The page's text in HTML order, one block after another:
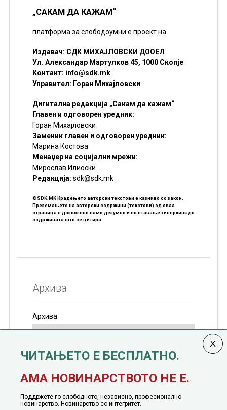
„САКАМ ДА КАЖАМ“
платформа за слободоумни е проект на
Издавач: СДК МИХАЈЛОВСКИ ДООЕЛ
Ул. Александар Мартулков 45, 1000 Скопје
Контакт: info@sdk.mk
Управител: Горан Михајловски
Дигитална редакција „Сакам да кажам“
Главен и одговорен уредник:
Горан Михајловски
Заменик главен и одговорен уредник:
Марина Костова
Менаџер на социјални мрежи:
Мирослав Илиоски
Редакцијa: sdk@sdk.mk
©SDK.MK Крадењето авторски текстови е казниво со закон.
Преземањето на авторски содржини (текстови) од оваа
страница е дозволено само делумно и со ставање хиперлинк до
содржината што се цитира
Архива
Архива
јануари, 1991 година
ЧИТАЊЕТО Е БЕСПЛАТНО.
АМА НОВИНАРСТВОТО НЕ Е.
Поддржете го слободното, независно, професионално
новинарство. Новинарство со интегритет.